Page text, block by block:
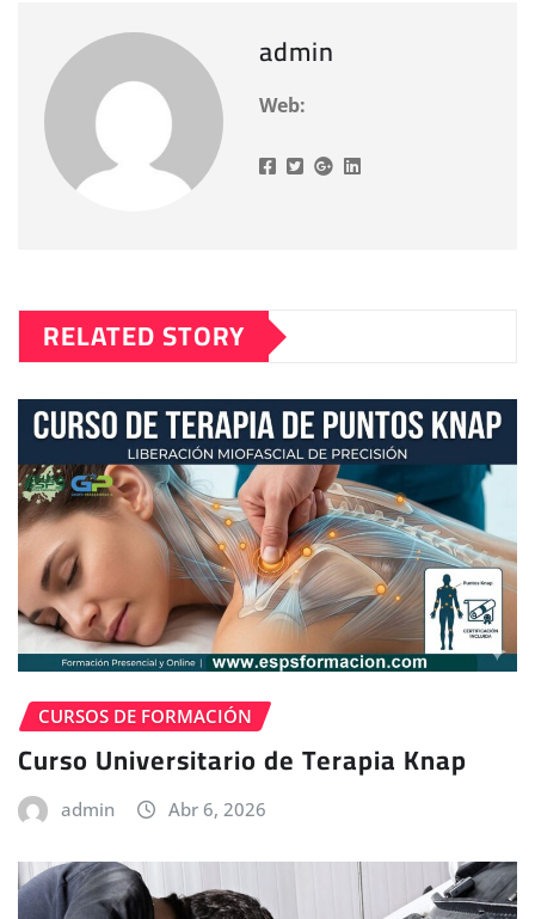
admin
Web:
RELATED STORY
CURSOS DE FORMACIÓN
Curso Universitario de Terapia Knap
admin Abr 6, 2026